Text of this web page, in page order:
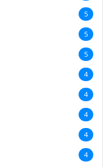
5
5
5
4
4
4
4
4